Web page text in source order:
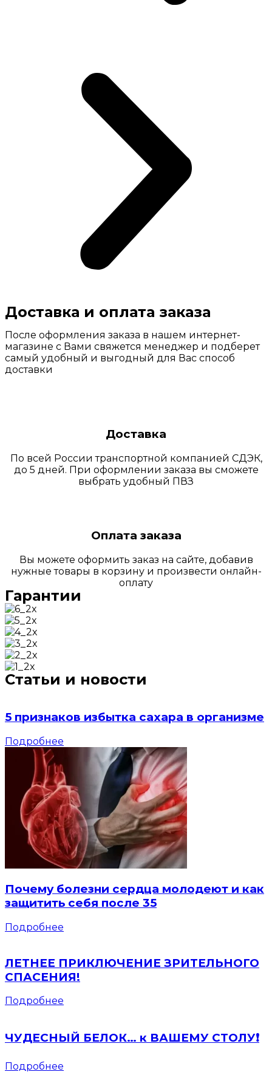
Доставка и оплата заказа
После оформления заказа в нашем интернет-
магазине с Вами свяжется менеджер и подберет
самый удобный и выгодный для Вас способ
доставки
Доставка
По всей России транспортной компанией СДЭК,
до 5 дней. При оформлении заказа вы сможете
выбрать удобный ПВЗ
Оплата заказа
Вы можете оформить заказ на сайте, добавив
нужные товары в корзину и произвести онлайн-
оплату
Гарантии
Статьи и новости
5 признаков избытка сахара в организме
Подробнее
Почему болезни сердца молодеют и как
защитить себя после 35
Подробнее
ЛЕТНЕЕ ПРИКЛЮЧЕНИЕ ЗРИТЕЛЬНОГО
СПАСЕНИЯ!
Подробнее
ЧУДЕСНЫЙ БЕЛОК… к ВАШЕМУ СТОЛУ❗️
Подробнее